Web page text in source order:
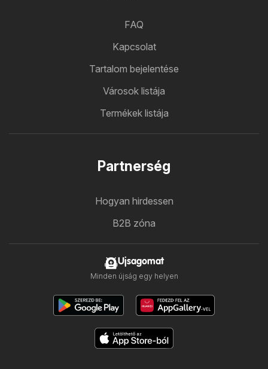
FAQ
Kapcsolat
Tartalom bejelentése
Városok listája
Termékek listája
Partnerség
Hogyan hirdessen
B2B zóna
Ujsagomat
Minden újság egy helyen